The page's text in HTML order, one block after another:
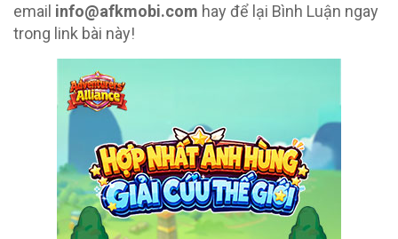
email info@afkmobi.com hay để lại Bình Luận ngay
trong link bài này!